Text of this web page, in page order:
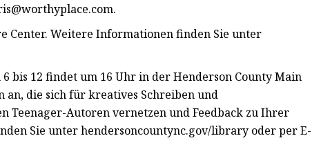
.
Center. Weitere Informationen finden Sie unter
bis 12 findet um 16 Uhr in der Henderson County Main
an, die sich für kreatives Schreiben und
Teenager-Autoren vernetzen und Feedback zu Ihrer
Sie unter hendersoncountync.gov/library oder per E-